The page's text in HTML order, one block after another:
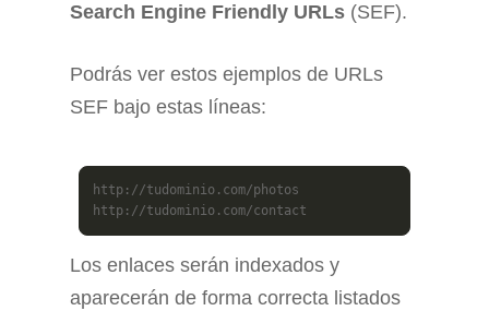
Search Engine Friendly URLs (SEF).
Podrás ver estos ejemplos de URLs
SEF bajo estas líneas:
http://tudominio.com/photos
http://tudominio.com/contact
Los enlaces serán indexados y
aparecerán de forma correcta listados